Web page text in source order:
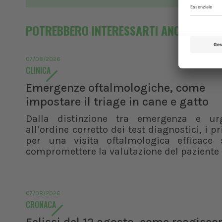
POTREBBERO INTERESSARTI ANCHE
07/08/2026
CLINICA
Emergenze oftalmologiche, come
impostare il triage in cane e gatto
Dalla distinzione tra emergenza e
all’ordine corretto dei test diagnostici, i
per una visita oftalmologica efficace
compromettere la valutazione del paziente
07/08/2026
CRONACA